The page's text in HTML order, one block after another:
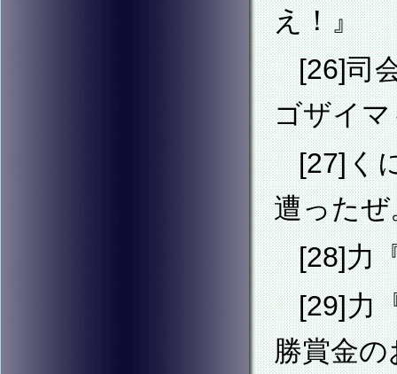
え！』
[26]司
ゴザイ
[27]く
遭ったぜ
[28]力
[29]力
勝賞金